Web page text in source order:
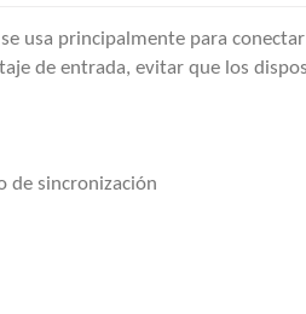
usa principalmente para
de entrada, evitar que los
de sincronización